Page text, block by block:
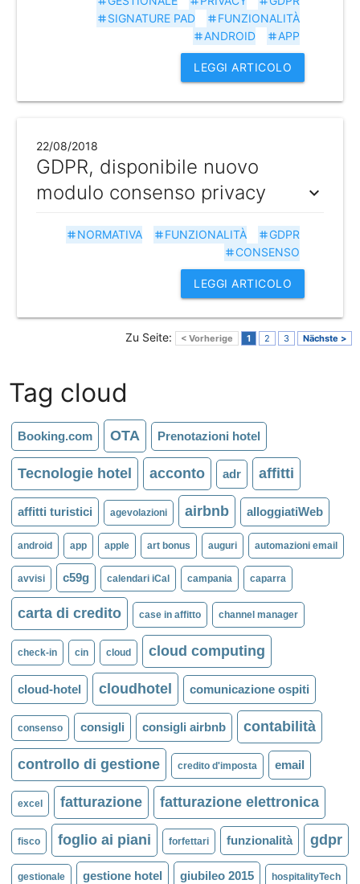
tag FUNZIONALITÀ
tag SIGNATURE PAD
tag APP
tag ANDROID
LEGGI ARTICOLO
22/08/2018
GDPR, disponibile nuovo
modulo consenso privacy
expand_more
tag GDPR
tag FUNZIONALITÀ
tag NORMATIVA
tag CONSENSO
LEGGI ARTICOLO
Zu Seite: < Vorherige 1 2 3 Nächste >
Tag cloud
Booking.com OTA Prenotazioni hotel
Tecnologie hotel acconto adr affitti
affitti turistici agevolazioni airbnb alloggiatiWeb
android app apple art bonus auguri automazioni email
avvisi c59g calendari iCal campania caparra
carta di credito case in affitto channel manager
check-in cin cloud cloud computing
cloud-hotel cloudhotel comunicazione ospiti
consenso consigli consigli airbnb contabilità
controllo di gestione credito d'imposta email
excel fatturazione fatturazione elettronica
fisco foglio ai piani forfettari funzionalità gdpr
gestionale gestione hotel giubileo 2015 hospitalityTech